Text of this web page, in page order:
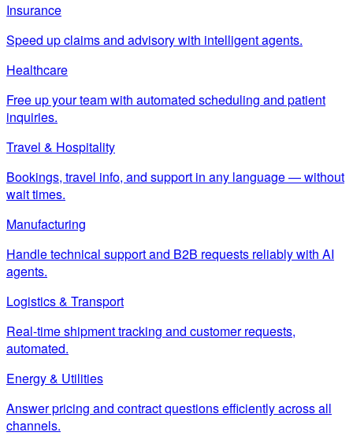
Insurance
Speed up claims and advisory with intelligent agents.
Healthcare
Free up your team with automated scheduling and patient
inquiries.
Travel & Hospitality
Bookings, travel info, and support in any language — without
wait times.
Manufacturing
Handle technical support and B2B requests reliably with AI
agents.
Logistics & Transport
Real-time shipment tracking and customer requests,
automated.
Energy & Utilities
Answer pricing and contract questions efficiently across all
channels.